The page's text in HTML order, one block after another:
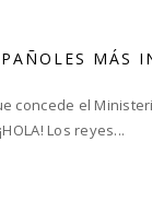
MÁS
el
Los reyes...